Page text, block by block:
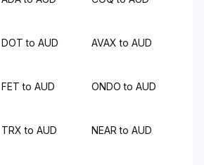
DOT to AUD AVAX to AUD
FET to AUD ONDO to AUD
TRX to AUD NEAR to AUD